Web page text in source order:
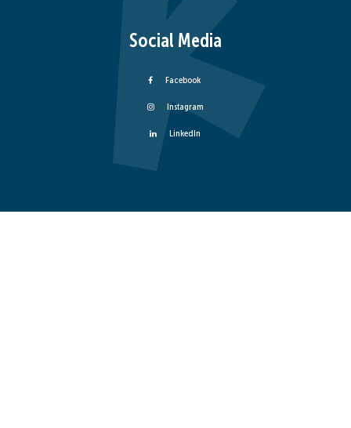
Social Media
Facebook
Instagram
LinkedIn